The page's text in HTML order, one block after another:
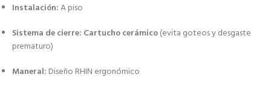
Instalación:A piso
Sistema de cierre: Cartucho cerámico(evita goteos y desgaste
prematuro)
Maneral: Diseño RHIN ergonómico